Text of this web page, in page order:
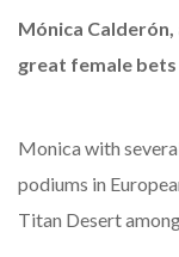
Mónica
great female bets
Monica with
podiums in
Titan Desert